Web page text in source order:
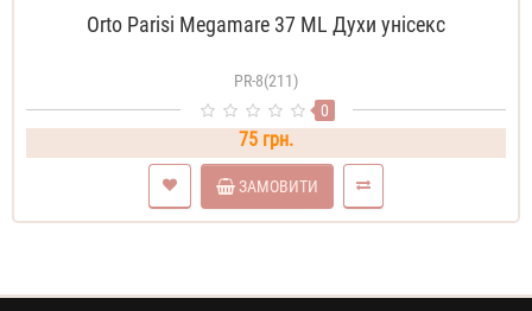
Orto Parisi Megamare 37 ML Духи унісекс
PR-8(211)
0
75 грн.
ЗАМОВИТИ